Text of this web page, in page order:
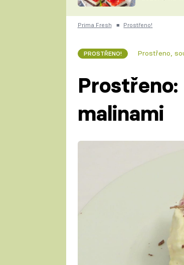
ČESKO
Prima Fresh ■ Prostřeno!
PROSTŘENO! Prostřeno,
malinami